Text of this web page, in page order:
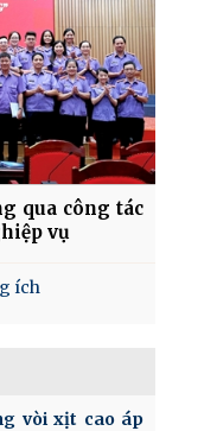
qua công tác
vụ
ích
vòi xịt cao áp